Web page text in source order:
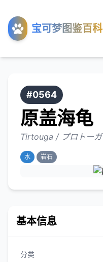
宝可梦图鉴百科
工具
关于
#0564
原盖海龟
Tirtouga / プロトーガ
水 岩石
基本信息
分类